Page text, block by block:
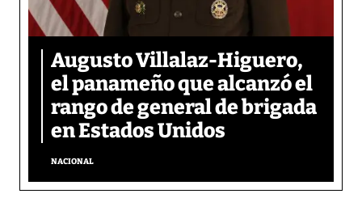
Augusto Villalaz-Higuero,
el panameño que alcanzó el
rango de general de brigada
en Estados Unidos
NACIONAL